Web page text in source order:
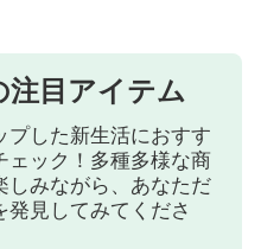
注目アイテム
プした新生活におすす
ェック！多種多様な商
しみながら、あなただ
発見してみてくださ